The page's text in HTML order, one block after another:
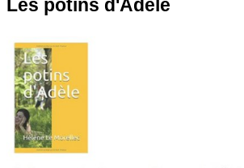
Les potins d'Adèle